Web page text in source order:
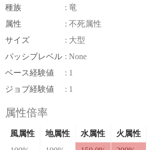
種族
: 竜
属性
: 不死属性
サイズ
: 大型
パッシブレベル : None
ベース経験値
: 1
ジョブ経験値
: 1
属性倍率
風属性 地属性 水属性 火属性